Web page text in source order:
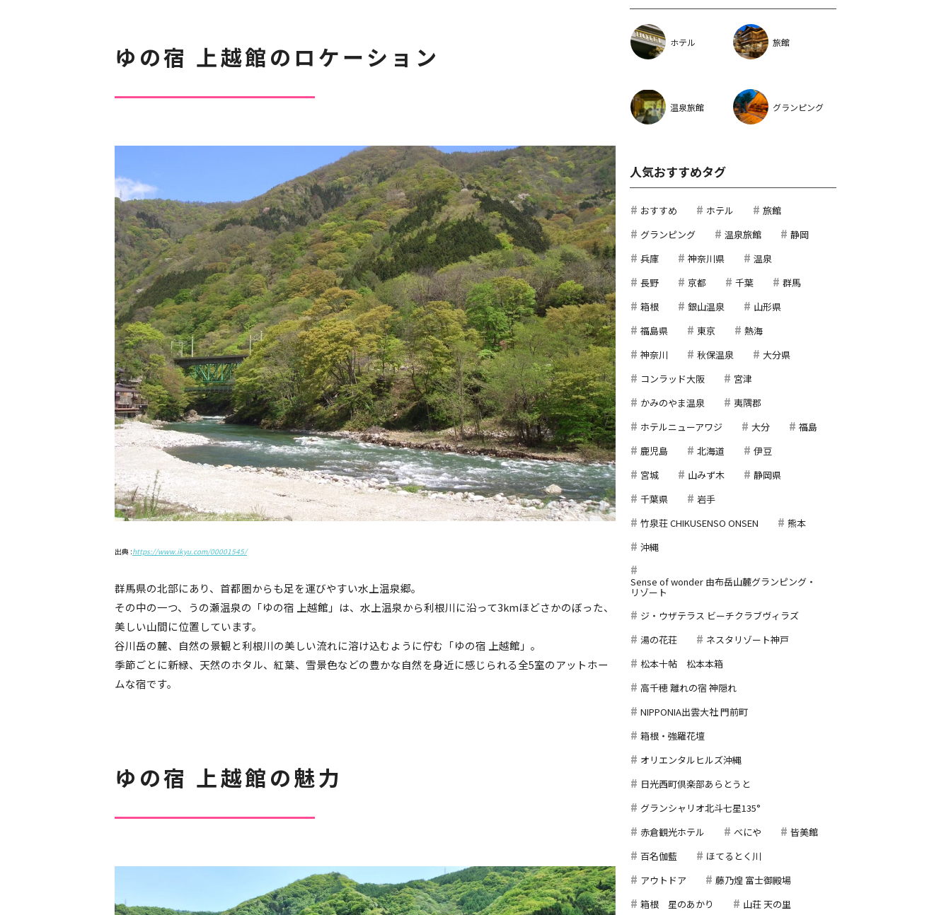
ゆの宿 上越館のロケーション
出典 :https://www.ikyu.com/00001545/
群馬県の北部にあり、首都圏からも足を運びやすい水上温泉郷。
その中の一つ、うの瀬温泉の「ゆの宿 上越館」は、水上温泉から利根川に沿って3kmほどさかのぼった、
美しい山間に位置しています。
谷川岳の麓、自然の景観と利根川の美しい流れに溶け込むように佇む「ゆの宿 上越館」。
季節ごとに新緑、天然のホタル、紅葉、雪景色などの豊かな自然を身近に感じられる全5室のアットホー
ムな宿です。
ゆの宿 上越館の魅力
ホテル 旅館
温泉旅館 グランピング
人気おすすめタグ
おすすめ ホテル
旅館
グランピング
温泉旅館
静岡
兵庫
神奈川県
温泉
長野
京都 千葉
群馬
箱根
銀山温泉
山形県
福島県
東京
熱海
神奈川
秋保温泉
大分県
コンラッド大阪
宮津
かみのやま温泉
夷隅郡
ホテルニューアワジ
大分
福島
鹿児島
北海道
伊豆
宮城
山みず木
静岡県
千葉県
岩手
竹泉荘 CHIKUSENSO ONSEN
熊本
沖縄
Sense of wonder 由布岳山麓グランピング・
リゾート
ジ・ウザテラス ビーチクラブヴィラズ
湯の花荘
ネスタリゾート神戸
松本十帖 松本本箱
高千穂 離れの宿 神隠れ
NIPPONIA出雲大社 門前町
箱根・強羅花壇
オリエンタルヒルズ沖縄
日光西町倶楽部あらとうと
グランシャリオ北斗七星135°
赤倉観光ホテル
べにや
皆美館
百名伽藍
ほてるとく川
アウトドア
藤乃煌 富士御殿場
箱根 星のあかり
山荘 天の里